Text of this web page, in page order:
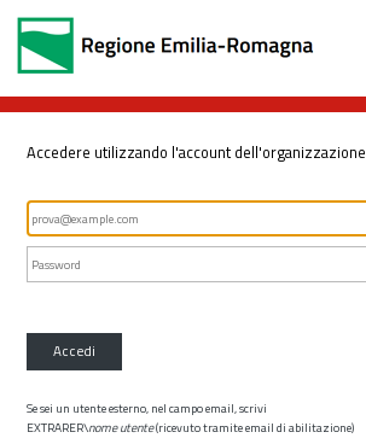
Accedere utilizzando l'account dell'organizzazione
Accedi
Se sei un utente esterno, nel campo email, scrivi
EXTRARER\nome utente(ricevuto tramite email di abilitazione)